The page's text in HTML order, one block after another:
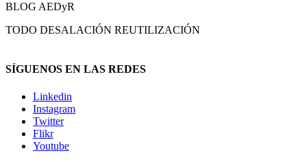
BLOG AEDyR
TODO DESALACIÓN REUTILIZACIÓN
SÍGUENOS EN LAS REDES
Linkedin
Instagram
Twitter
Flikr
Youtube